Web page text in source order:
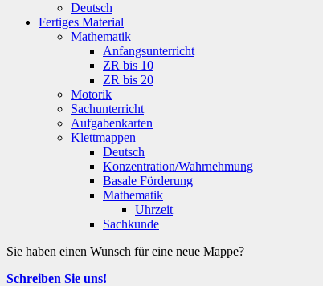
Deutsch
Fertiges Material
Mathematik
Anfangsunterricht
ZR bis 10
ZR bis 20
Motorik
Sachunterricht
Aufgabenkarten
Klettmappen
Deutsch
Konzentration/Wahrnehmung
Basale Förderung
Mathematik
Uhrzeit
Sachkunde
Sie haben einen Wunsch für eine neue Mappe?
Schreiben Sie uns!